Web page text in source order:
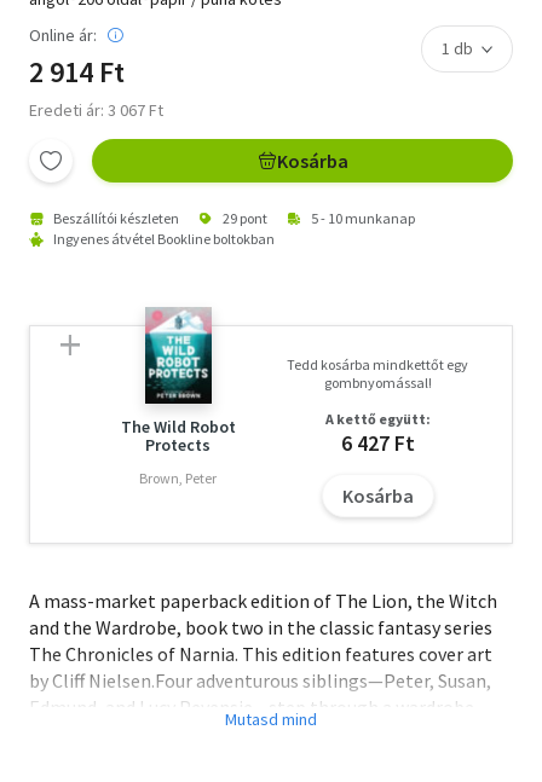
Online ár:
2 914 Ft
Eredeti ár: 3 067 Ft
Kosárba
Beszállítói készleten 29 pont
5 - 10 munkanap
Ingyenes átvétel Bookline boltokban
The Wild Robot
Protects
Brown, Peter
Tedd kosárba mindkettőt egy
gombnyomással!
A kettő együtt:
6 427 Ft
Kosárba
A mass-market paperback edition of The Lion, the Witch
and the Wardrobe, book two in the classic fantasy series
The Chronicles of Narnia. This edition features cover art
by Cliff Nielsen.Four adventurous siblings—Peter, Susan,
Edmund, and Lucy Pevensie—step through a wardrobe
door and into the land of Narnia, a land frozen in eternal